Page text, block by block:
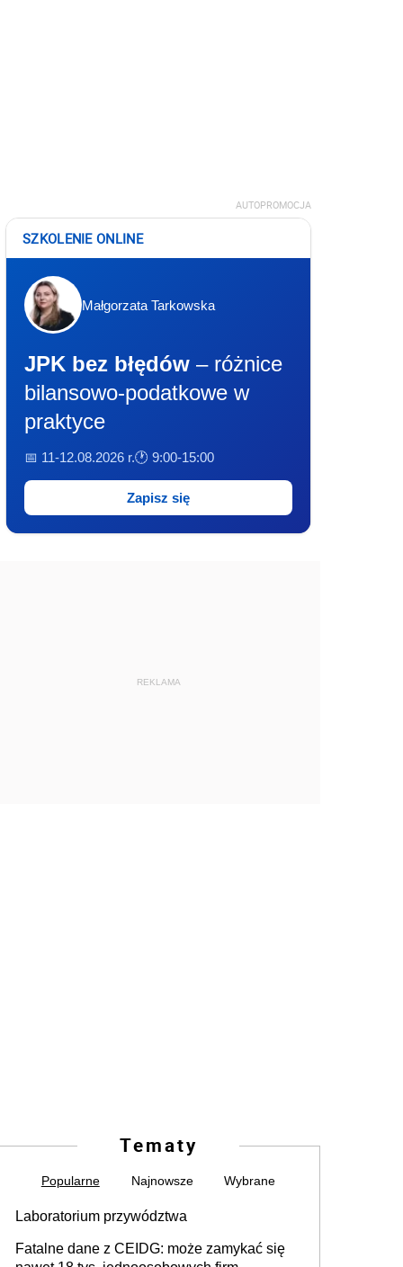
AUTOPROMOCJA
SZKOLENIE ONLINE
Małgorzata Tarkowska
JPK bez błędów – różnice
bilansowo-podatkowe w
praktyce
📅 11-12.08.2026 r.🕐 9:00-15:00
Zapisz się
REKLAMA
Tematy
Popularne Najnowsze Wybrane
Laboratorium przywództwa
Fatalne dane z CEIDG: może zamykać się